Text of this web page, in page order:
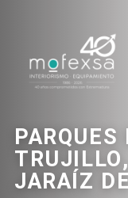
contenido
JARAÍZ